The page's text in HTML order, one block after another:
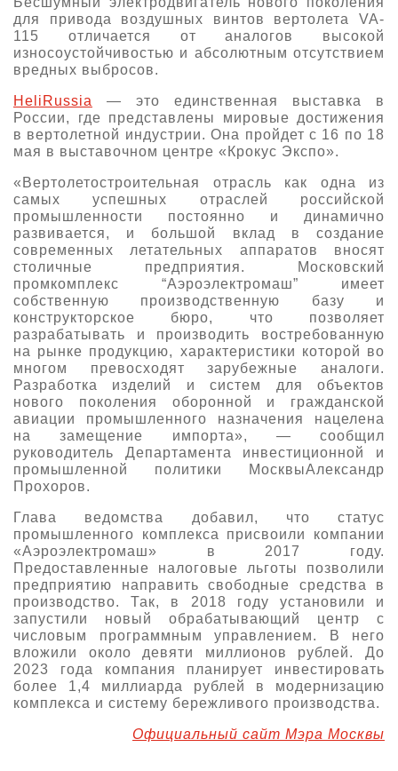
для привода воздушных винтов вертолета VA-
115 отличается от аналогов высокой
износоустойчивостью и абсолютным отсутствием
вредных выбросов.
HeliRussia
— это единственная выставка в
России, где представлены мировые достижения
в вертолетной индустрии. Она пройдет с 16 по 18
мая в выставочном центре «Крокус Экспо».
«Вертолетостроительная отрасль как одна из
самых успешных отраслей российской
промышленности постоянно и динамично
развивается, и большой вклад в создание
современных летательных аппаратов вносят
столичные предприятия. Московский
промкомплекс “Аэроэлектромаш” имеет
собственную производственную базу и
конструкторское бюро, что позволяет
разрабатывать и производить востребованную
на рынке продукцию, характеристики которой во
многом превосходят зарубежные аналоги.
Разработка изделий и систем для объектов
нового поколения оборонной и гражданской
авиации промышленного назначения нацелена
на замещение импорта», — сообщил
руководитель Департамента инвестиционной и
промышленной политики МосквыАлександр
Прохоров.
Глава ведомства добавил, что статус
промышленного комплекса присвоили компании
«Аэроэлектромаш» в 2017 году.
Предоставленные налоговые льготы позволили
предприятию направить свободные средства в
производство. Так, в 2018 году установили и
запустили новый обрабатывающий центр с
числовым программным управлением. В него
вложили около девяти миллионов рублей. До
2023 года компания планирует инвестировать
более 1,4 миллиарда рублей в модернизацию
комплекса и систему бережливого производства.
Официальный сайт Мэра Москвы